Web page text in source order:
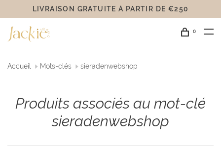
LIVRAISON GRATUITE Á PARTIR DE €250
0
Accueil Mots-clés sieradenwebshop
Produits associés au mot-clé
sieradenwebshop